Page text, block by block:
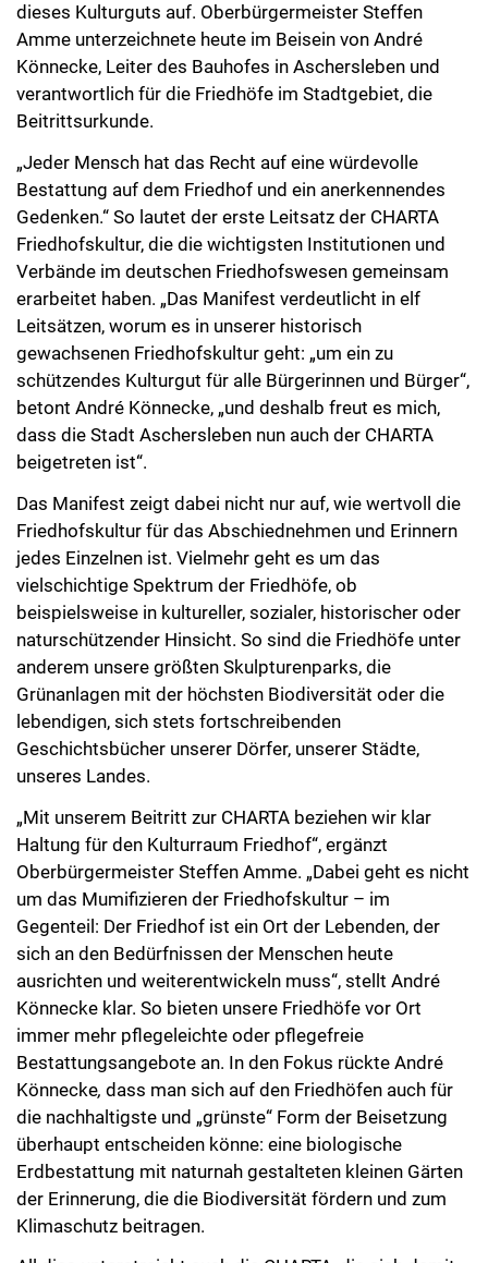
dieses Kulturguts auf. Oberbürgermeister Steffen
Amme unterzeichnete heute im Beisein von André
Könnecke, Leiter des Bauhofes in Aschersleben und
verantwortlich für die Friedhöfe im Stadtgebiet, die
Beitrittsurkunde.
„Jeder Mensch hat das Recht auf eine würdevolle
Bestattung auf dem Friedhof und ein anerkennendes
Gedenken.“ So lautet der erste Leitsatz der CHARTA
Friedhofskultur, die die wichtigsten Institutionen und
Verbände im deutschen Friedhofswesen gemeinsam
erarbeitet haben. „Das Manifest verdeutlicht in elf
Leitsätzen, worum es in unserer historisch
gewachsenen Friedhofskultur geht: „um ein zu
schützendes Kulturgut für alle Bürgerinnen und Bürger“,
betont André Könnecke, „und deshalb freut es mich,
dass die Stadt Aschersleben nun auch der CHARTA
beigetreten ist“.
Das Manifest zeigt dabei nicht nur auf, wie wertvoll die
Friedhofskultur für das Abschiednehmen und Erinnern
jedes Einzelnen ist. Vielmehr geht es um das
vielschichtige Spektrum der Friedhöfe, ob
beispielsweise in kultureller, sozialer, historischer oder
naturschützender Hinsicht. So sind die Friedhöfe unter
anderem unsere größten Skulpturenparks, die
Grünanlagen mit der höchsten Biodiversität oder die
lebendigen, sich stets fortschreibenden
Geschichtsbücher unserer Dörfer, unserer Städte,
unseres Landes.
„Mit unserem Beitritt zur CHARTA beziehen wir klar
Haltung für den Kulturraum Friedhof“, ergänzt
Oberbürgermeister Steffen Amme. „Dabei geht es nicht
um das Mumifizieren der Friedhofskultur – im
Gegenteil: Der Friedhof ist ein Ort der Lebenden, der
sich an den Bedürfnissen der Menschen heute
ausrichten und weiterentwickeln muss“, stellt André
Könnecke klar. So bieten unsere Friedhöfe vor Ort
immer mehr pflegeleichte oder pflegefreie
Bestattungsangebote an. In den Fokus rückte André
Könnecke, dass man sich auf den Friedhöfen auch für
die nachhaltigste und „grünste“ Form der Beisetzung
überhaupt entscheiden könne: eine biologische
Erdbestattung mit naturnah gestalteten kleinen Gärten
der Erinnerung, die die Biodiversität fördern und zum
Klimaschutz beitragen.